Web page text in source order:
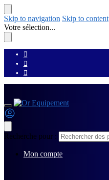
Skip to navigation Skip to content
Votre sélection...
Recherche pour :
Mon compte